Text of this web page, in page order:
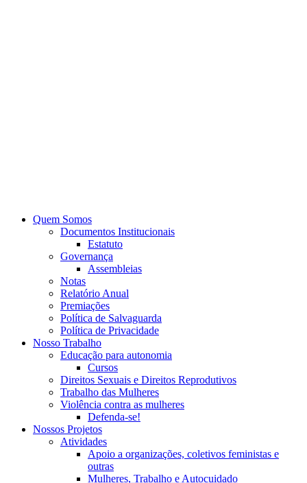
Quem Somos
Documentos Institucionais
Estatuto
Governança
Assembleias
Notas
Relatório Anual
Premiações
Política de Salvaguarda
Política de Privacidade
Nosso Trabalho
Educação para autonomia
Cursos
Direitos Sexuais e Direitos Reprodutivos
Trabalho das Mulheres
Violência contra as mulheres
Defenda-se!
Nossos Projetos
Atividades
Apoio a organizações, coletivos feministas e
outras
Mulheres, Trabalho e Autocuidado